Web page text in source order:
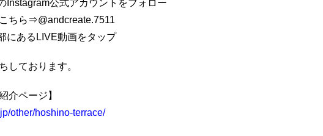
Instagram公式アカウントをフォロー
ちら⇒@andcreate.7511
にあるLIVE動画をタップ
しております。
介ページ】
other/hoshino-terrace/